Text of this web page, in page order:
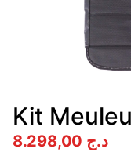
Kit
د.ج